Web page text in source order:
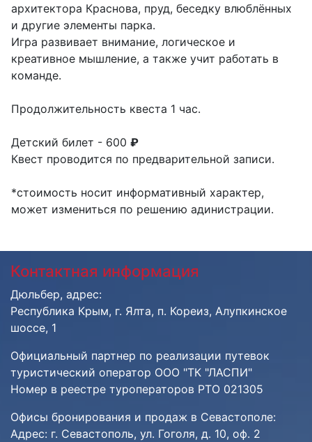
архитектора Краснова, пруд, беседку влюблённых
и другие элементы парка.
Игра развивает внимание, логическое и
креативное мышление, а также учит работать в
команде.
Продолжительность квеста 1 час.
Детский билет - 600 ₽
Квест проводится по предварительной записи.
*стоимость носит информативный характер,
может измениться по решению адинистрации.
Контактная информация
Дюльбер, адрес:
Республика Крым, г. Ялта, п. Кореиз, Алупкинское
шоссе, 1
Официальный партнер по реализации путевок
туристический оператор ООО "ТК "ЛАСПИ"
Номер в реестре туроператоров РТО 021305
Офисы бронирования и продаж в Севастополе:
Адрес: г. Севастополь, ул. Гоголя, д. 10, оф. 2